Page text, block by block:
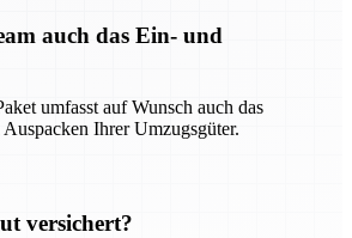
auch das Ein- und
umfasst auf Wunsch auch das
Ihrer Umzugsgüter.
versichert?